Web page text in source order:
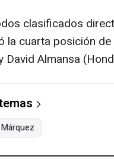
clasificados
la cuarta posición
Almansa